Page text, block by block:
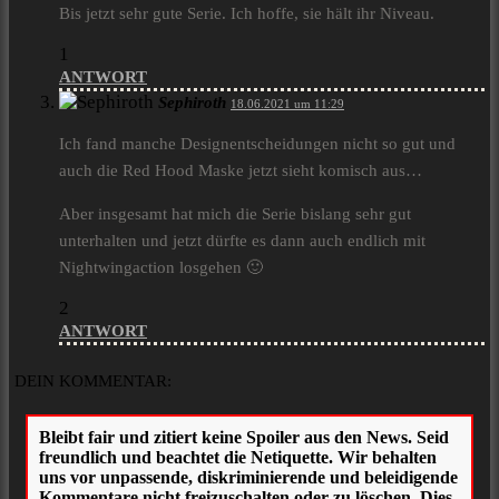
Bis jetzt sehr gute Serie. Ich hoffe, sie hält ihr Niveau.
1
ANTWORT
Sephiroth 18.06.2021 um 11:29
Ich fand manche Designentscheidungen nicht so gut und
auch die Red Hood Maske jetzt sieht komisch aus…
Aber insgesamt hat mich die Serie bislang sehr gut
unterhalten und jetzt dürfte es dann auch endlich mit
Nightwingaction losgehen 🙂
2
ANTWORT
DEIN KOMMENTAR: